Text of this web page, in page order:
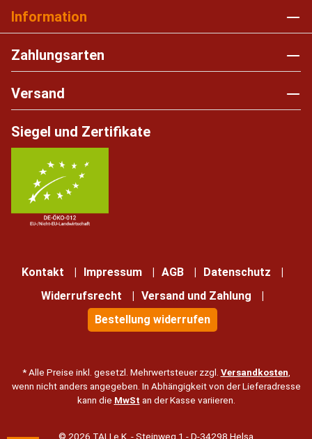
Information
Zahlungsarten
Versand
Siegel und Zertifikate
Kontakt Impressum AGB
Datenschutz
Widerrufsrecht
Versand und Zahlung
Bestellung widerrufen
* Alle Preise inkl. gesetzl. Mehrwertsteuer zzgl. Versandkosten
wenn nicht anders angegeben. In Abhängigkeit von der Lieferadresse
kann die MwSt an der Kasse variieren.
© 2026 TALI e.K. - Steinweg 1 - D-34298 Helsa